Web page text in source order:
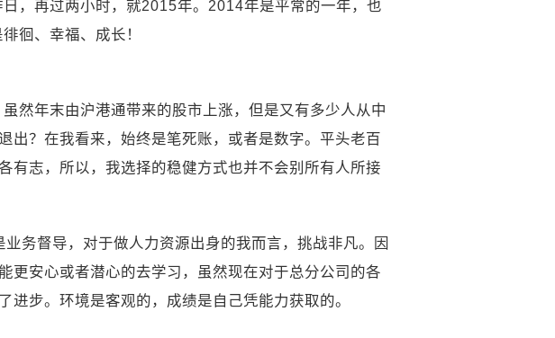
，再过两小时，就2015年。2014年是平常的一年，也
徊、幸福、成长！
然年末由沪港通带来的股市上涨，但是又有多少人从中
出？在我看来，始终是笔死账，或者是数字。平头老百
有志，所以，我选择的稳健方式也并不会别所有人所接
务督导，对于做人力资源出身的我而言，挑战非凡。因
更安心或者潜心的去学习，虽然现在对于总分公司的各
步。环境是客观的，成绩是自己凭能力获取的。